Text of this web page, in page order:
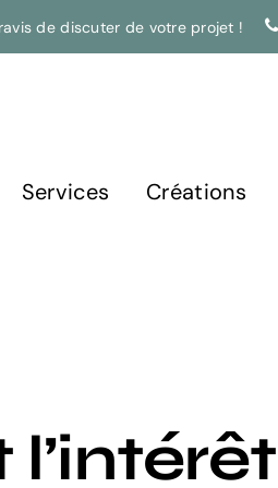
de discuter de votre projet !
Services Créations